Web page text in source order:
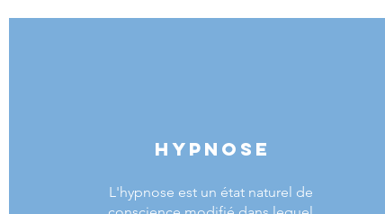
Hypnose
L'hypnose est un état naturel de